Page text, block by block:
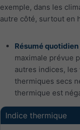
exemple, dans les
autre côté, surtout en
Résumé
maximale prévue
autres indices,
thermiques secs
thermique est
Indice thermique